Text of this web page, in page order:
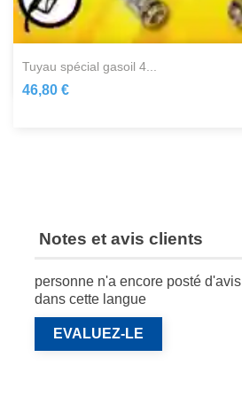
tuyau spécial gasoil 4...
46,80 €
Notes et avis clients
personne n'a encore posté d'avis
dans cette langue
EVALUEZ-LE